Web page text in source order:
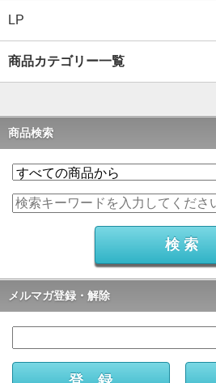
LP
商品カテゴリー一覧
商品検索
メルマガ登録・解除